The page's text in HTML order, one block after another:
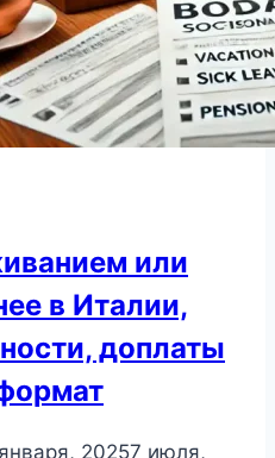
или
в Италии,
доплаты
20257 июля,